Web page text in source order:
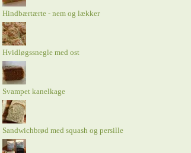
Hindbærtærte - nem og lækker
Hvidløgssnegle med ost
Svampet kanelkage
Sandwichbrød med squash og persille